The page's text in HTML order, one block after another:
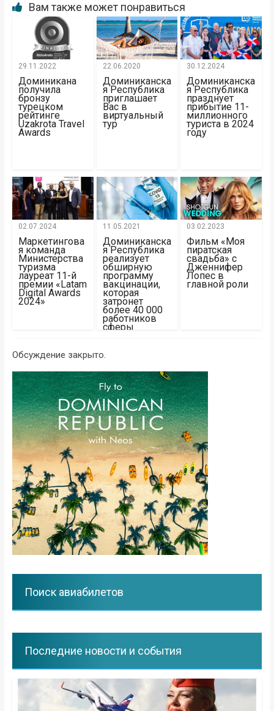
Вам также может понравиться
29.11.2022
Доминикана
получила
бронзу
турецком
рейтинге
Uzakrota Travel
Awards
22.06.2020
Доминиканска
я Республика
приглашает
Вас в
виртуальный
тур
30.12.2024
Доминиканска
я Республика
празднует
прибытие 11-
миллионного
туриста в 2024
году
02.07.2024
Маркетингова
я команда
Министерства
туризма
лауреат 11-й
премии «Latam
Digital Awards
2024»
11.05.2021
Доминиканска
я Республика
реализует
обширную
программу
вакцинации,
которая
затронет
более 40 000
работников
сферы
03.02.2023
Фильм «Моя
пиратская
свадьба» c
Дженнифер
Лопес в
главной роли
Обсуждение закрыто.
Поиск авиабилетов
Последние новости и события